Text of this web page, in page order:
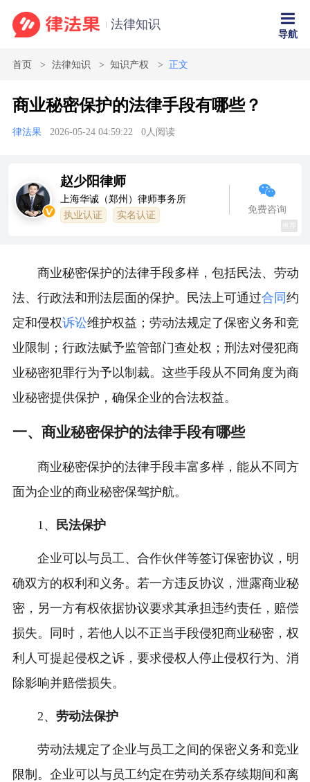
法律知识
导航
首页 法律知识 知识产权 正文
商业秘密保护的法律手段有哪些？
律法果 2026-05-24 04:59:22 0人阅读
赵少阳律师
上海华诚（郑州）律师事务所
执业认证 实名认证
免费咨询
商业秘密保护的法律手段多样，包括民法、劳动
法、行政法和刑法层面的保护。民法上可通过合同 约
定和侵权诉讼维护权益；劳动法规定了保密义务和竞
业限制；行政法赋予监管部门查处权；刑法对侵犯商
业秘密犯罪行为予以制裁。这些手段从不同角度为商
业秘密提供保护，确保企业的合法权益。
一、商业秘密保护的法律手段有哪些
商业秘密保护的法律手段丰富多样，能从不同方
面为企业的商业秘密保驾护航。
1、 民法保护
企业可以与员工、合作伙伴等签订保密协议，明
确双方的权利和义务。若一方违反协议，泄露商业秘
密，另一方有权依据协议要求其承担违约责任，赔偿
损失。同时，若他人以不正当手段侵犯商业秘密，权
利人可提起侵权之诉，要求侵权人停止侵权行为、消
除影响并赔偿损失。
2、 劳动法保护
劳动法规定了企业与员工之间的保密义务和竞业
限制。企业可以与员工约定在劳动关系存续期间和离